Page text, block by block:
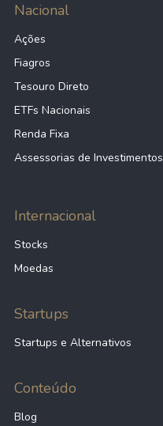
Nacional
Ações
Fiagros
Tesouro Direto
ETFs Nacionais
Renda Fixa
Assessorias de Investimentos
Internacional
Stocks
Moedas
Startups
Startups e Alternativos
Conteúdo
Blog